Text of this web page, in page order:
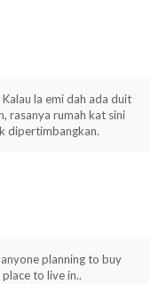
la emi dah ada duit
rasanya rumah kat sini
dipertimbangkan.
planning to buy
to live in..